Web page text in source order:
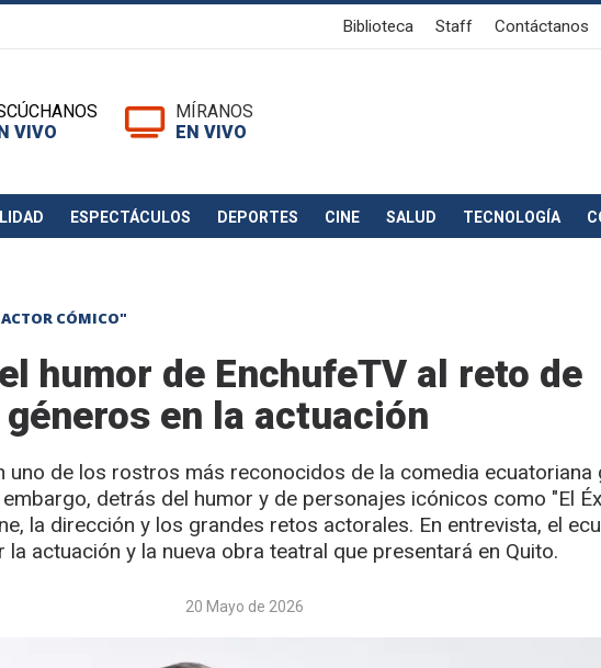
Biblioteca Staff Contáctanos
VIVO
MÍRANOS
EN VIVO
ESPECTÁCULOS DEPORTES CINE SALUD TECNOLOGÍA
CÓMICO"
humor de EnchufeTV al reto de
en la actuación
uno de los rostros más reconocidos de la comedia ecuatoriana
detrás del humor y de personajes icónicos como "El
la dirección y los grandes retos actorales. En entrevista, el
actuación y la nueva obra teatral que presentará en Quito.
20 Mayo de 2026